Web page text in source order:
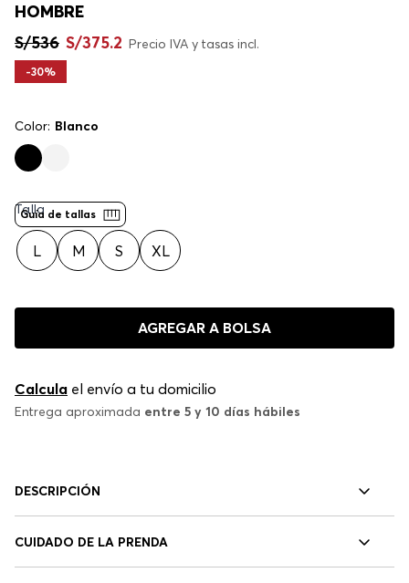
HOMBRE
S/536 S/375.2 Precio IVA y tasas incl.
-30%
Color: Blanco
Guía de tallas
Talla
L M S XL
AGREGAR A BOLSA
Calcula el envío a tu domicilio
Entrega aproximada entre 5 y 10 días hábiles
DESCRIPCIÓN
CUIDADO DE LA PRENDA